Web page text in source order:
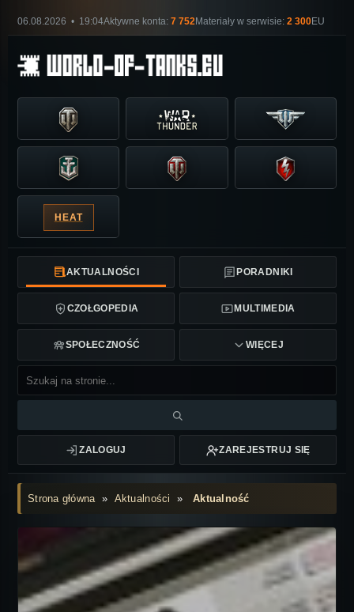
06.08.2026 • 19:04Aktywne konta: 7 752Materiały w serwisie: 2 300EU
HEAT
AKTUALNOŚCI PORADNIKI
CZOŁGOPEDIA MULTIMEDIA
SPOŁECZNOŚĆ WIĘCEJ
ZALOGUJ ZAREJESTRUJ SIĘ
Strona główna» Aktualności »Aktualność